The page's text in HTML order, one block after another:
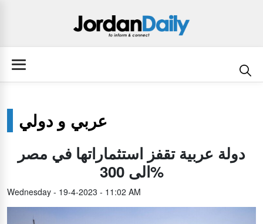
عربي و دولي
دولة عربية تقفز استثماراتها في مصر
الى 300%
Wednesday - 19-4-2023 - 11:02 AM